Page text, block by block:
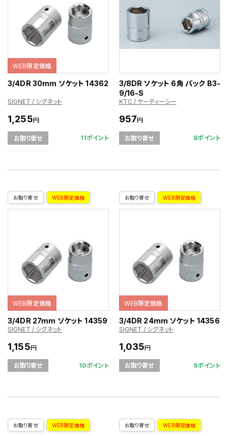
WEB限定価格
3/4DR 30mm ソケット 14362
SIGNET / シグネット
1,255円
お取り寄せ 11ポイント
3/8DR ソケット 6角 パック B3-
9/16-S
KTC / ケーティーシー
957円
お取り寄せ 8ポイント
お取り寄せ WEB限定価格
WEB限定価格
3/4DR 27mm ソケット 14359
SIGNET / シグネット
1,155円
お取り寄せ 10ポイント
お取り寄せ WEB限定価格
WEB限定価格
3/4DR 24mm ソケット 14356
SIGNET / シグネット
1,035円
お取り寄せ 9ポイント
お取り寄せ WEB限定価格 お取り寄せ WEB限定価格